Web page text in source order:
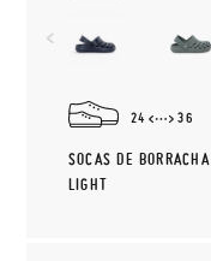
24 36
SOCAS DE
LIGHT